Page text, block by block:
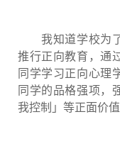
我知道学校为了
推行正向教育，通
同学学习正向心理
同学的品格强项，
我控制」等正面价值